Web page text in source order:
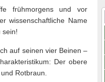
frühmorgens und vor
wissenschaftliche Name
sein!
auf seinen vier Beinen –
Der obere
Rotbraun.